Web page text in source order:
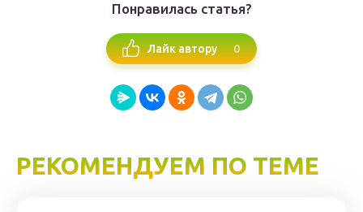
Понравилась статья?
Лайк автору 0
РЕКОМЕНДУЕМ ПО ТЕМЕ